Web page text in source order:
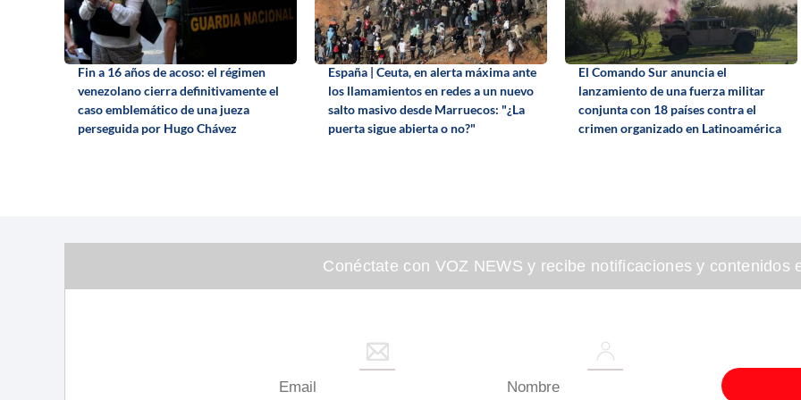
Fin a 16 años de acoso: el régimen
venezolano cierra definitivamente el
caso emblemático de una jueza
perseguida por Hugo Chávez
España | Ceuta, en alerta máxima ante
los llamamientos en redes a un nuevo
salto masivo desde Marruecos: "¿La
puerta sigue abierta o no?"
El Comando Sur anuncia el
lanzamiento de una fuerza militar
conjunta con 18 países contra el
crimen organizado en Latinoamérica
Conéctate con VOZ NEWS y recibe notificaciones y contenidos